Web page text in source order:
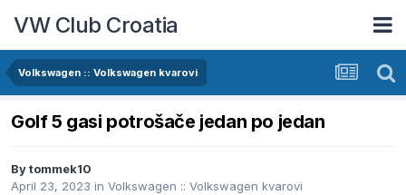
VW Club Croatia
Volkswagen :: Volkswagen kvarovi
Golf 5 gasi potrošače jedan po jedan
Bytommek10
April 23, 2023 in Volkswagen :: Volkswagen kvarovi